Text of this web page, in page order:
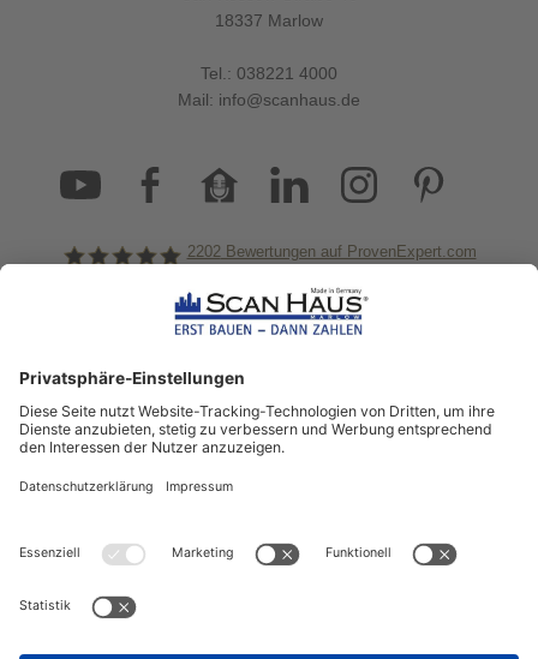
18337 Marlow
Tel.: 038221 4000
Mail: info@scanhaus.de
ScanHaus Marlow
2202Bewertungen auf ProvenExpert.com
informiert!
Aktuelle News rund um ScanHaus &
das Thema Hausbau
Sofort informiert über neue Artikel
ZUM NEWSLETTER ANMELDEN